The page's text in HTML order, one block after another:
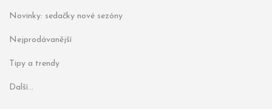
Novinky: sedačky nové sezóny
Nejprodávanější
Tipy a trendy
Další...